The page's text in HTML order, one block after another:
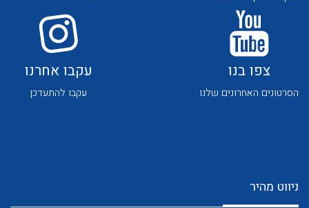
צפו בנו
הסרטונים האחרונים שלנו
עקבו אחרנו
עקבו להתעדכן
ניווט מהיר